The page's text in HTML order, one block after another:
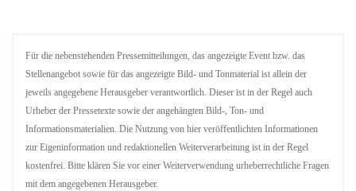
Für die nebenstehenden Pressemitteilungen, das angezeigte Event bzw. das
Stellenangebot sowie für das angezeigte Bild- und Tonmaterial ist allein der
jeweils angegebene Herausgeber verantwortlich. Dieser ist in der Regel auch
Urheber der Pressetexte sowie der angehängten Bild-, Ton- und
Informationsmaterialien. Die Nutzung von hier veröffentlichten Informationen
zur Eigeninformation und redaktionellen Weiterverarbeitung ist in der Regel
kostenfrei. Bitte klären Sie vor einer Weiterverwendung urheberrechtliche Fragen
mit dem angegebenen Herausgeber.